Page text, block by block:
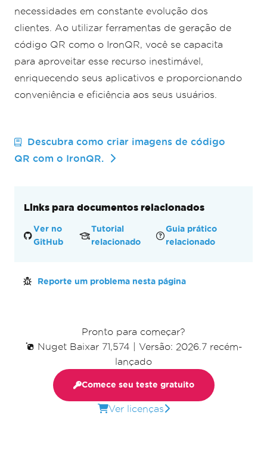
necessidades em constante evolução dos
clientes. Ao utilizar ferramentas de geração de
código QR como o IronQR, você se capacita
para aproveitar esse recurso inestimável,
enriquecendo seus aplicativos e proporcionando
conveniência e eficiência aos seus usuários.
Descubra como criar imagens de código
QR com o IronQR.
Links para documentos relacionados
Ver no
GitHub
Tutorial
relacionado
Guia prático
relacionado
Reporte um problema nesta página
Pronto para começar?
Nuget Baixar 71,574
Versão: 2026.7 recém-
lançado
Comece seu teste gratuito
Ver licenças